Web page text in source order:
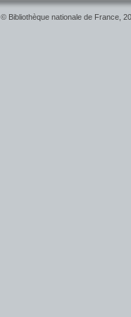
© Bibliothèque nationale de France,